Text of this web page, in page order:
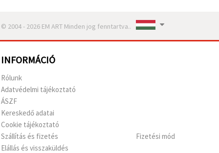
© 2004 - 2026 EM ART Minden jog fenntartva..
INFORMÁCIÓ
Rólunk
Adatvédelmi tájékoztató
ÁSZF
Kereskedő adatai
Cookie tájékoztató
Szállítás és fizetés
Elállás és visszaküldés
Fizetési mód